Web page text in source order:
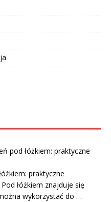
pod łóżkiem: praktyczne
praktyczne
łóżkiem znajduje się
wykorzystać do …